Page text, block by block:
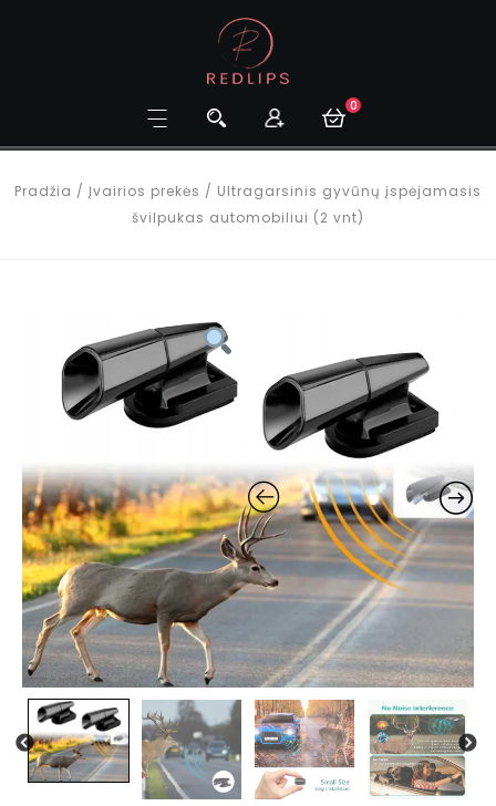
0
Pradžia / Įvairios prekės / Ultragarsinis gyvūnų įspėjamasis
švilpukas automobiliui (2 vnt)